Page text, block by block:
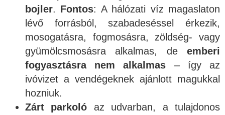
bojler. Fontos: A hálózati víz magaslaton
lévő forrásból, szabadeséssel érkezik,
mosogatásra, fogmosásra, zöldség- vagy
gyümölcsmosásra alkalmas, de emberi
fogyasztásra nem alkalmas – így az
ivóvizet a vendégeknek ajánlott magukkal
hozniuk.
Zárt parkoló az udvarban, a tulajdonos